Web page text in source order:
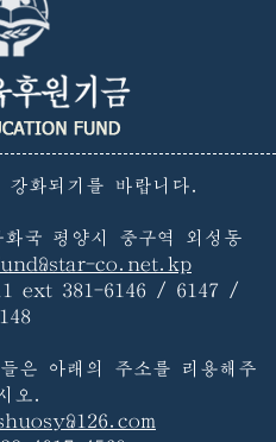
화되기를 바랍니다.
국 평양시 중구역 외성동
co.net.kp
ext 381-6146 / 6147 /
은 아래의 주소를 리용해주
오.